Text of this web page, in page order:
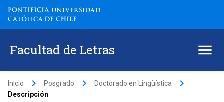
Facultad de Letras
Inicio keyboard_arrow_right Posgrado keyboard_arrow_right Doctorado en Lingüística keyboard_arrow_right
Descripción